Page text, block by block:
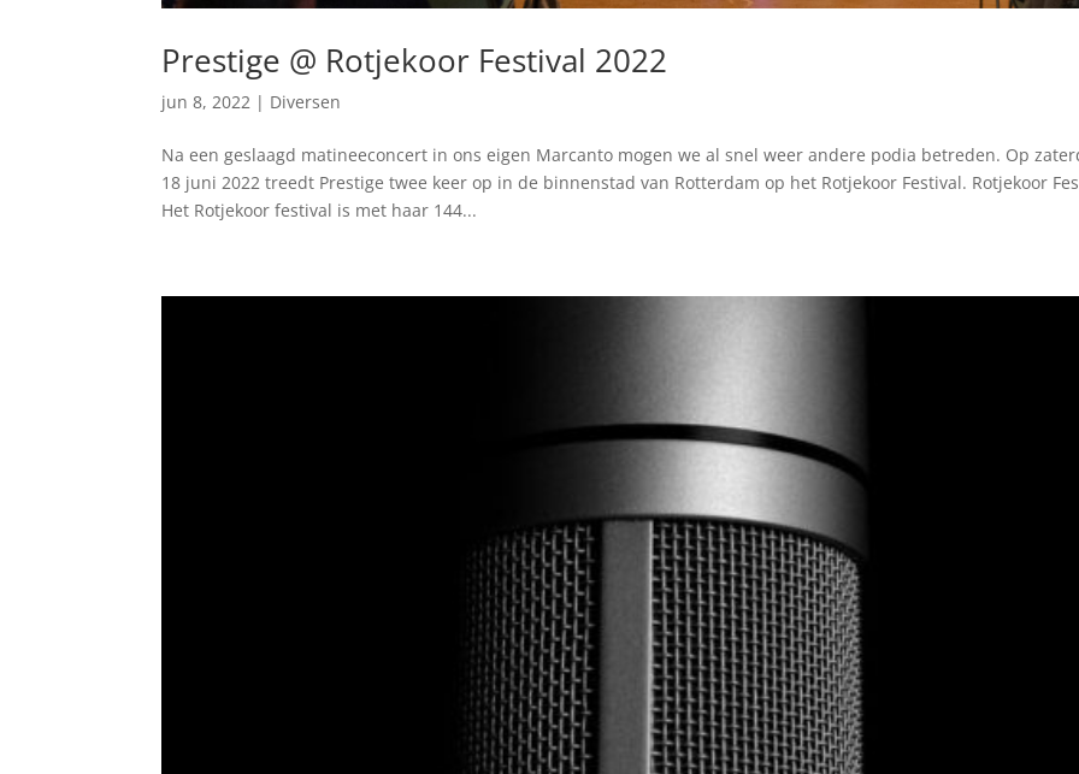
Prestige @ Rotjekoor Festival 2022
jun 8, 2022 | Diversen
Na een geslaagd matineeconcert in ons eigen Marcanto mogen we al snel weer andere podia betreden. Op
18 juni 2022 treedt Prestige twee keer op in de binnenstad van Rotterdam op het Rotjekoor Festival. Rotjekoor
Het Rotjekoor festival is met haar 144...